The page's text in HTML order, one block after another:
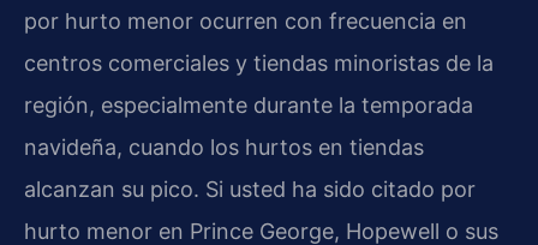
por hurto menor ocurren con frecuencia en
centros comerciales y tiendas minoristas de la
región, especialmente durante la temporada
navideña, cuando los hurtos en tiendas
alcanzan su pico. Si usted ha sido citado por
hurto menor en Prince George, Hopewell o sus